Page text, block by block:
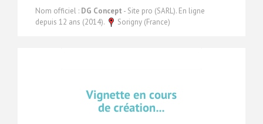
Nom officiel : DG Concept - Site pro (SARL). En ligne
depuis 12 ans (2014).
Sorigny (France)